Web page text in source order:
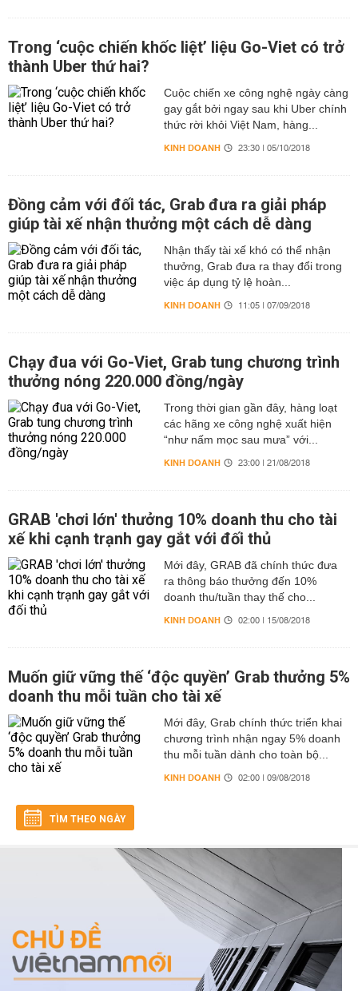
Trong ‘cuộc chiến khốc liệt’ liệu Go-Viet có trở
thành Uber thứ hai?
Cuộc chiến xe công nghệ ngày càng
gay gắt bởi ngay sau khi Uber chính
thức rời khỏi Việt Nam, hàng...
KINH DOANH 23:30 | 05/10/2018
Đồng cảm với đối tác, Grab đưa ra giải pháp
giúp tài xế nhận thưởng một cách dễ dàng
Nhận thấy tài xế khó có thể nhận
thưởng, Grab đưa ra thay đổi trong
việc áp dụng tỷ lệ hoàn...
KINH DOANH 11:05 | 07/09/2018
Chạy đua với Go-Viet, Grab tung chương trình
thưởng nóng 220.000 đồng/ngày
Trong thời gian gần đây, hàng loạt
các hãng xe công nghệ xuất hiện
“như nấm mọc sau mưa” với...
KINH DOANH 23:00 | 21/08/2018
GRAB 'chơi lớn' thưởng 10% doanh thu cho tài
xế khi cạnh trạnh gay gắt với đối thủ
Mới đây, GRAB đã chính thức đưa
ra thông báo thưởng đến 10%
doanh thu/tuần thay thế cho...
KINH DOANH 02:00 | 15/08/2018
Muốn giữ vững thế ‘độc quyền’ Grab thưởng 5%
doanh thu mỗi tuần cho tài xế
Mới đây, Grab chính thức triển khai
chương trình nhận ngay 5% doanh
thu mỗi tuần dành cho toàn bộ...
KINH DOANH 02:00 | 09/08/2018
TÌM THEO NGÀY